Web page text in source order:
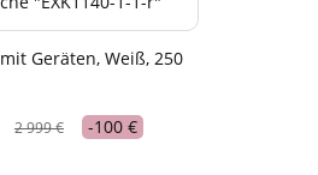
Geräten, Weiß, 250
2 999 € -100 €